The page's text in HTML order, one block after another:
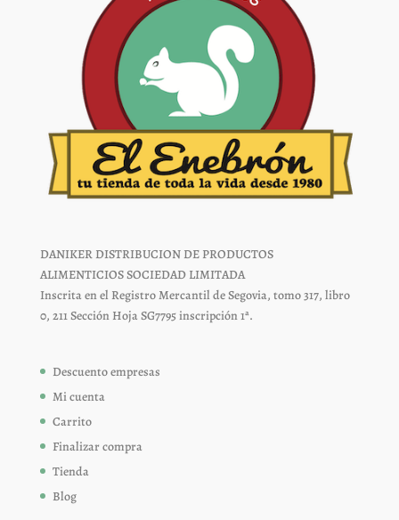
DANIKER DISTRIBUCION DE PRODUCTOS
ALIMENTICIOS SOCIEDAD LIMITADA
Inscrita en el Registro Mercantil de Segovia, tomo 317, libro
0, 211 Sección Hoja SG7795 inscripción 1ª.
Descuento empresas
Mi cuenta
Carrito
Finalizar compra
Tienda
Blog